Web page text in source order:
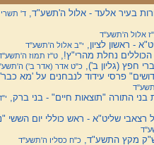
בעיר אלעד - אלול ה'תשע"ד,ד' תשרי
אלול ה'תשע''ד
- ראשון לציון, י"ב אלול ה'תשע''ד
הכוללים נחלת מהרי"ץ!,ט"ז תמוז
חפץ (גליון ב'),כ"ט אדר (אדר ב')
פרסי עידוד לנבחנים על 'מא
התורה "תוצאות חיים" - בני ברק,
רצאבי שליט"א - ראש כוללי יום הששי
מקץ התשע"ד,כ"ח כסליו ה'תשע''ד